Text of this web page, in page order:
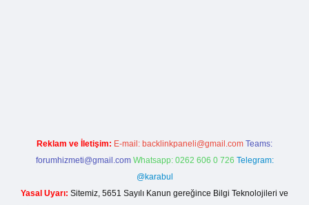
Reklam ve İletişim: E-mail: backlinkpaneli@gmail.com Teams:
forumhizmeti@gmail.com Whatsapp: 0262 606 0 726 Telegram:
@karabul
Yasal Uyarı: Sitemiz, 5651 Sayılı Kanun gereğince Bilgi Teknolojileri ve